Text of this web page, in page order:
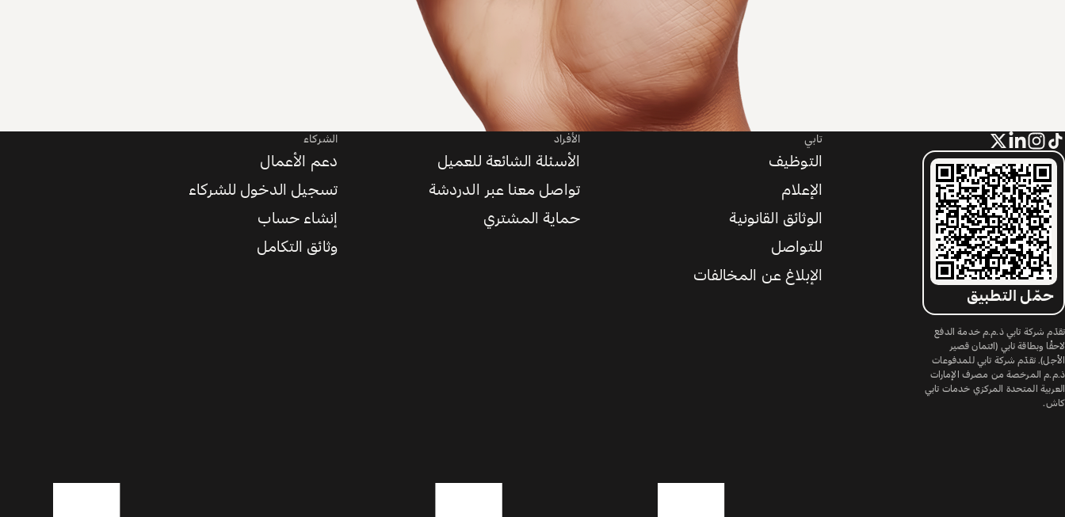
حمّل التطبيق
تقدّم شركة تابي ذ.م.م خدمة الدفع
لاحقًا وبطاقة تابي (ائتمان قصير
الأجل). تقدّم شركة تابي للمدفوعات
ذ.م.م المرخصة من مصرف الإمارات
العربية المتحدة المركزي خدمات تابي
كاش.
تابي
التوظيف
الإعلام
الوثائق القانونية
للتواصل
الإبلاغ عن المخالفات
الأفراد
الأسئلة الشائعة للعميل
تواصل معنا عبر الدردشة
حماية المشتري
الشركاء
دعم الأعمال
تسجيل الدخول للشركاء
إنشاء حساب
وثائق التكامل